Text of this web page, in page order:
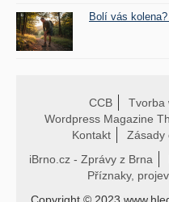
Bolí vás
CCB
Tvorba
Wordpress Magazine
Kontakt
Zásady
iBrno.cz - Zprávy z Brna
Příznaky,